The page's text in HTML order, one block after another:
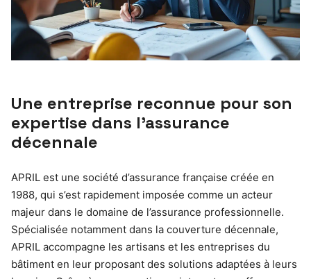
Une entreprise reconnue pour son
expertise dans l’assurance
décennale
APRIL est une société d’assurance française créée en
1988, qui s’est rapidement imposée comme un acteur
majeur dans le domaine de l’assurance professionnelle.
Spécialisée notamment dans la couverture décennale,
APRIL accompagne les artisans et les entreprises du
bâtiment en leur proposant des solutions adaptées à leurs